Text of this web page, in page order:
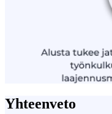
Yhteenveto